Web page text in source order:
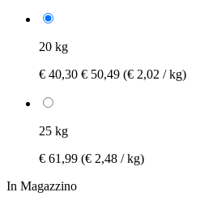
20 kg
€ 40,30 € 50,49 (€ 2,02 / kg)
25 kg
€ 61,99 (€ 2,48 / kg)
In Magazzino